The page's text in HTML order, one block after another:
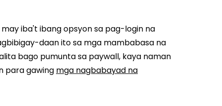
iba't ibang opsyon sa pag-login na
daan ito sa mga mambabasa na
bago pumunta sa paywall, kaya naman
para gawing mga nagbabayad na